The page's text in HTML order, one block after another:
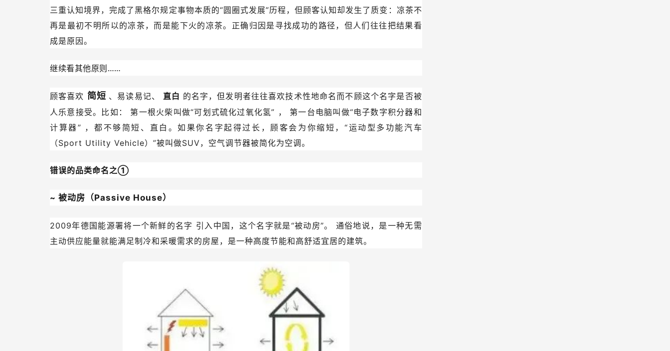
三重认知境界，完成了黑格尔规定事物本质的“圆圈式发展”历程，但顾客认知却发生了质变：凉茶不
再是最初不明所以的凉茶，而是能下火的凉茶。正确归因是寻找成功的路径，但人们往往把结果看
成是原因。
继续看其他原则……
顾客喜欢 简短 、易读易记、直白 的名字，但发明者往往喜欢技术性地命名而不顾这个名字是否被
人乐意接受。比如： 第一根火柴叫做“可划式硫化过氧化氢” ， 第一台电脑叫做“电子数字积分器和
计算器” ，都不够简短、直白。如果你名字起得过长，顾客会为你缩短，“运动型多功能汽车
（Sport Utility Vehicle）”被叫做SUV，空气调节器被简化为空调。
错误的品类命名之①
~ 被动房（Passive House）
2009年德国能源署将一个新鲜的名字 引入中国，这个名字就是“被动房”。 通俗地说，是一种无需
主动供应能量就能满足制冷和采暖需求的房屋，是一种高度节能和高舒适宜居的建筑。